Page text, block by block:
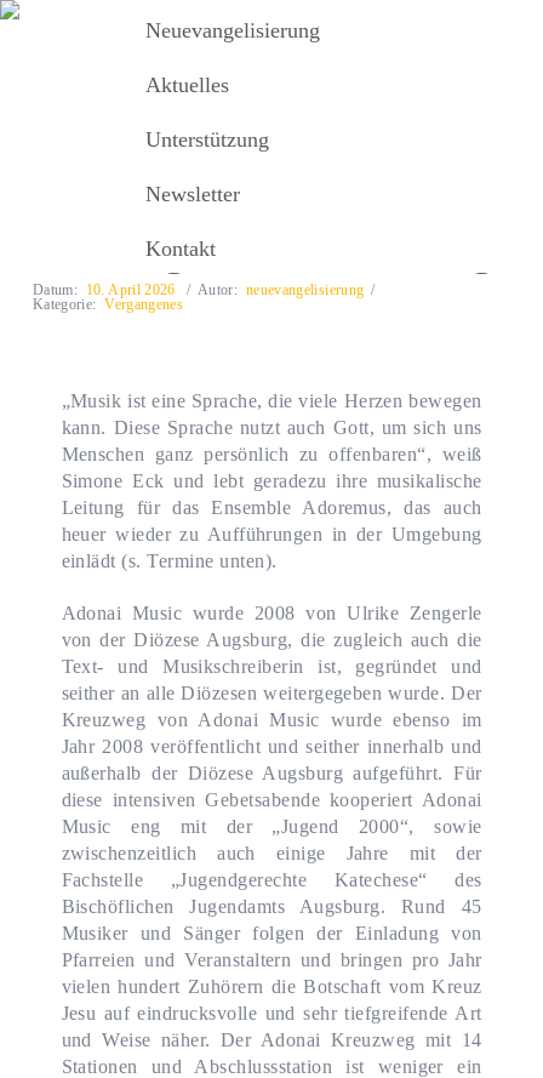
Neuevangelisierung
Aktuelles
Unterstützung
Newsletter
Kontakt
Neuevangelisierung
Gesungener Kreuzweg
Gesungener Kreuzweg
Datum: 10. April 2026 Autor: neuevangelisierung
Kategorie:Vergangenes
„Musik ist eine Sprache, die viele Herzen bewegen
kann. Diese Sprache nutzt auch Gott, um sich uns
Menschen ganz persönlich zu offenbaren“, weiß
Simone Eck und lebt geradezu ihre musikalische
Leitung für das Ensemble Adoremus, das auch
heuer wieder zu Aufführungen in der Umgebung
einlädt (s. Termine unten).
Adonai Music wurde 2008 von Ulrike Zengerle
von der Diözese Augsburg, die zugleich auch die
Text- und Musikschreiberin ist, gegründet und
seither an alle Diözesen weitergegeben wurde. Der
Kreuzweg von Adonai Music wurde ebenso im
Jahr 2008 veröffentlicht und seither innerhalb und
außerhalb der Diözese Augsburg aufgeführt. Für
diese intensiven Gebetsabende kooperiert Adonai
Music eng mit der „Jugend 2000“, sowie
zwischenzeitlich auch einige Jahre mit der
Fachstelle „Jugendgerechte Katechese“ des
Bischöflichen Jugendamts Augsburg. Rund 45
Musiker und Sänger folgen der Einladung von
Pfarreien und Veranstaltern und bringen pro Jahr
vielen hundert Zuhörern die Botschaft vom Kreuz
Jesu auf eindrucksvolle und sehr tiefgreifende Art
und Weise näher. Der Adonai Kreuzweg mit 14
Stationen und Abschlussstation ist weniger ein